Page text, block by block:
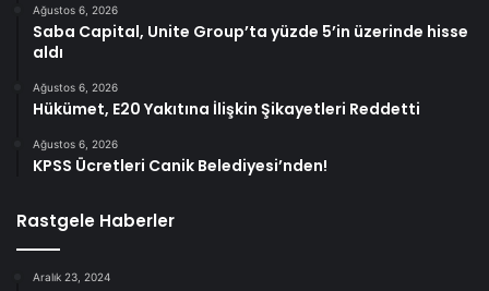
Ağustos 6, 2026
Saba Capital, Unite Group’ta yüzde 5’in üzerinde hisse
aldı
Ağustos 6, 2026
Hükümet, E20 Yakıtına İlişkin Şikayetleri Reddetti
Ağustos 6, 2026
KPSS Ücretleri Canik Belediyesi’nden!
Rastgele Haberler
Aralık 23, 2024